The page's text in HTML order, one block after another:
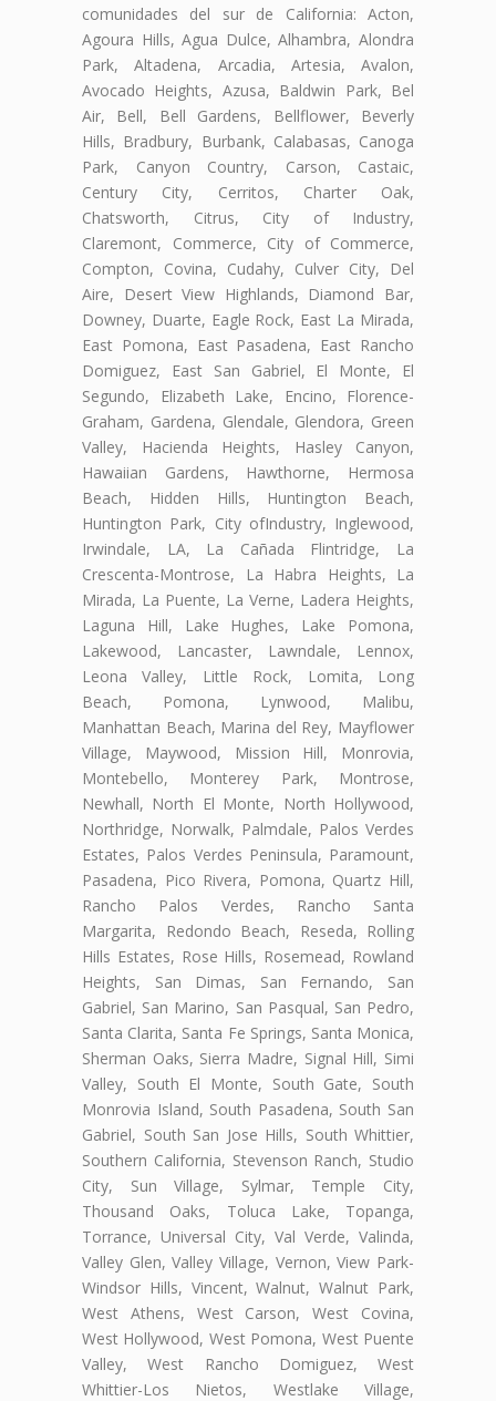
comunidades del sur de California: Acton,
Agoura Hills, Agua Dulce, Alhambra, Alondra
Park, Altadena, Arcadia, Artesia, Avalon,
Avocado Heights, Azusa, Baldwin Park, Bel
Air, Bell, Bell Gardens, Bellflower, Beverly
Hills, Bradbury, Burbank, Calabasas, Canoga
Park, Canyon Country, Carson, Castaic,
Century City, Cerritos, Charter Oak,
Chatsworth, Citrus, City of Industry,
Claremont, Commerce, City of Commerce,
Compton, Covina, Cudahy, Culver City, Del
Aire, Desert View Highlands, Diamond Bar,
Downey, Duarte, Eagle Rock, East La Mirada,
East Pomona, East Pasadena, East Rancho
Domiguez, East San Gabriel, El Monte, El
Segundo, Elizabeth Lake, Encino, Florence-
Graham, Gardena, Glendale, Glendora, Green
Valley, Hacienda Heights, Hasley Canyon,
Hawaiian Gardens, Hawthorne, Hermosa
Beach, Hidden Hills, Huntington Beach,
Huntington Park, City ofIndustry, Inglewood,
Irwindale, LA, La Cañada Flintridge, La
Crescenta-Montrose, La Habra Heights, La
Mirada, La Puente, La Verne, Ladera Heights,
Laguna Hill, Lake Hughes, Lake Pomona,
Lakewood, Lancaster, Lawndale, Lennox,
Leona Valley, Little Rock, Lomita, Long
Beach, Pomona, Lynwood, Malibu,
Manhattan Beach, Marina del Rey, Mayflower
Village, Maywood, Mission Hill, Monrovia,
Montebello, Monterey Park, Montrose,
Newhall, North El Monte, North Hollywood,
Northridge, Norwalk, Palmdale, Palos Verdes
Estates, Palos Verdes Peninsula, Paramount,
Pasadena, Pico Rivera, Pomona, Quartz Hill,
Rancho Palos Verdes, Rancho Santa
Margarita, Redondo Beach, Reseda, Rolling
Hills Estates, Rose Hills, Rosemead, Rowland
Heights, San Dimas, San Fernando, San
Gabriel, San Marino, San Pasqual, San Pedro,
Santa Clarita, Santa Fe Springs, Santa Monica,
Sherman Oaks, Sierra Madre, Signal Hill, Simi
Valley, South El Monte, South Gate, South
Monrovia Island, South Pasadena, South San
Gabriel, South San Jose Hills, South Whittier,
Southern California, Stevenson Ranch, Studio
City, Sun Village, Sylmar, Temple City,
Thousand Oaks, Toluca Lake, Topanga,
Torrance, Universal City, Val Verde, Valinda,
Valley Glen, Valley Village, Vernon, View Park-
Windsor Hills, Vincent, Walnut, Walnut Park,
West Athens, West Carson, West Covina,
West Hollywood, West Pomona, West Puente
Valley, West Rancho Domiguez, West
Whittier-Los Nietos, Westlake Village,